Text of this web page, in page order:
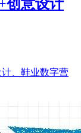
创意设计
、鞋业数字营